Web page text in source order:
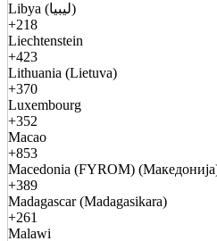
Libya (ليبيا)
+218
Liechtenstein
+423
Lithuania (Lietuva)
+370
Luxembourg
+352
Macao
+853
Macedonia (FYROM)
+389
Madagascar (Madagasikara)
+261
Malawi